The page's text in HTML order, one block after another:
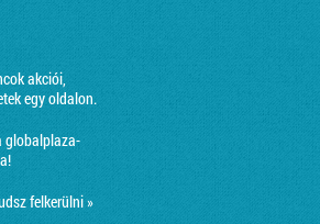
akciói,
egy oldalon.
globalplaza-
felkerülni »